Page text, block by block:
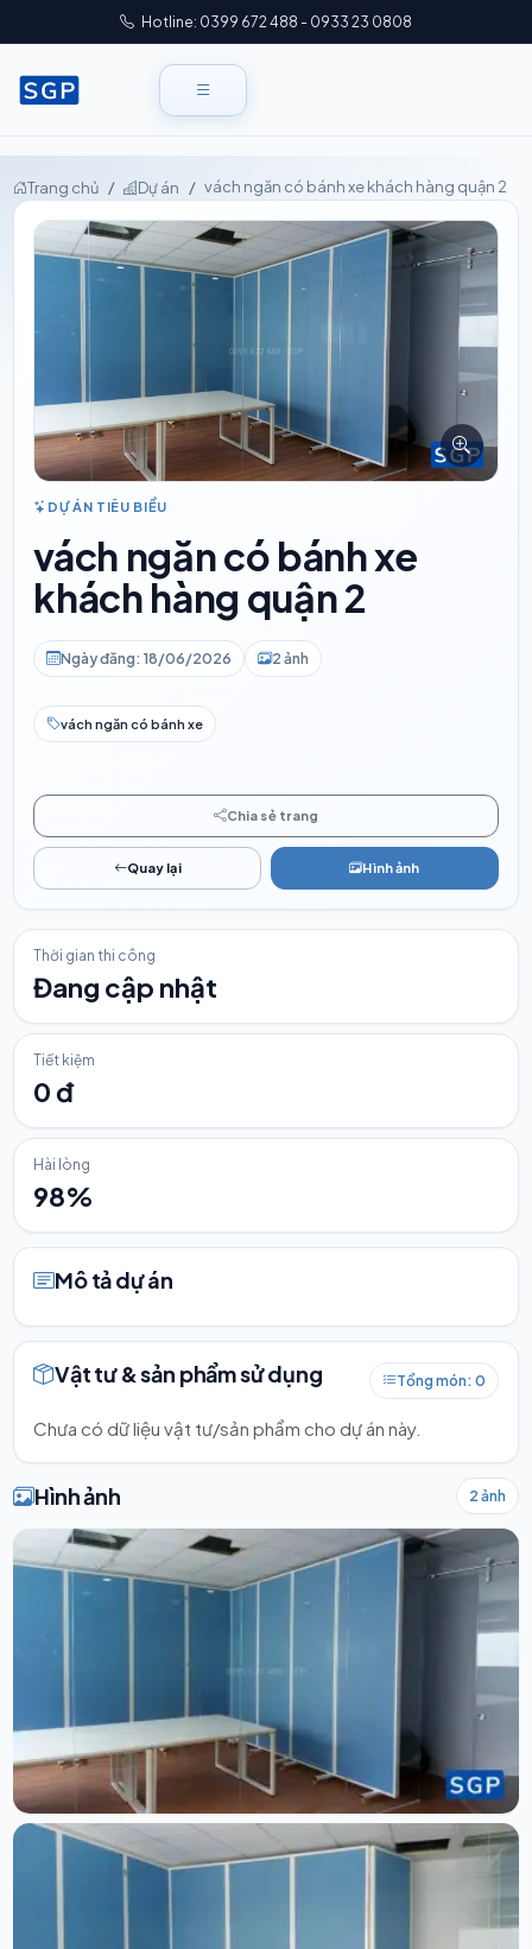
Hotline: 0399 672 488 - 0933 23 0808
Trang chủ Dự án vách ngăn có bánh xe khách hàng quận 2
DỰ ÁN TIÊU BIỂU
vách ngăn có bánh xe
khách hàng quận 2
Ngày đăng: 18/06/2026 2 ảnh
vách ngăn có bánh xe
Chia sẻ trang
Quay lại Hình ảnh
Thời gian thi công
Đang cập nhật
Tiết kiệm
0 đ
Hài lòng
98%
Mô tả dự án
Vật tư & sản phẩm sử dụng Tổng món: 0
Chưa có dữ liệu vật tư/sản phẩm cho dự án này.
Hình ảnh 2 ảnh